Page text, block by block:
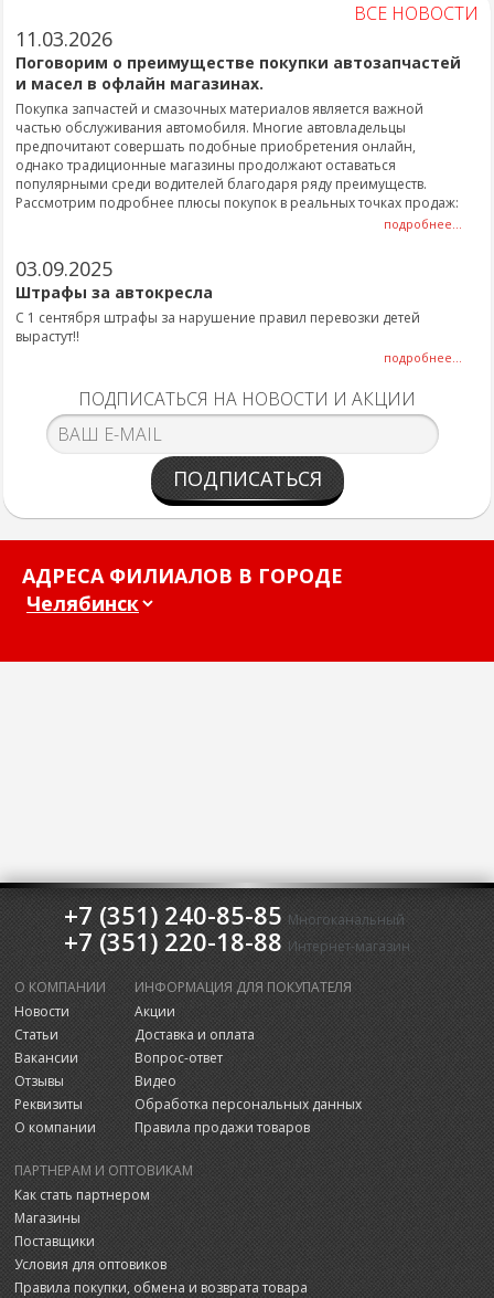
ВСЕ НОВОСТИ
11.03.2026
Поговорим о преимуществе покупки автозапчастей
и масел в офлайн магазинах.
Покупка запчастей и смазочных материалов является важной
частью обслуживания автомобиля. Многие автовладельцы
предпочитают совершать подобные приобретения онлайн,
однако традиционные магазины продолжают оставаться
популярными среди водителей благодаря ряду преимуществ.
Рассмотрим подробнее плюсы покупок в реальных точках продаж:
подробнее...
03.09.2025
Штрафы за автокресла
С 1 сентября штрафы за нарушение правил перевозки детей
вырастут!!
подробнее...
ПОДПИСАТЬСЯ НА НОВОСТИ И АКЦИИ
ПОДПИСАТЬСЯ
АДРЕСА ФИЛИАЛОВ В ГОРОДЕ
+7 (351) 240-85-85 Многоканальный
+7 (351) 220-18-88 Интернет-магазин
О КОМПАНИИ
Новости
Статьи
Вакансии
Отзывы
Реквизиты
О компании
ИНФОРМАЦИЯ ДЛЯ ПОКУПАТЕЛЯ
Акции
Доставка и оплата
Вопрос-ответ
Видео
Обработка персональных данных
Правила продажи товаров
ПАРТНЕРАМ И ОПТОВИКАМ
Как стать партнером
Магазины
Поставщики
Условия для оптовиков
Правила покупки, обмена и возврата товара